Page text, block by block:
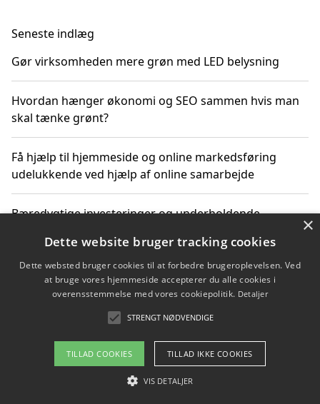
Seneste indlæg
Gør virksomheden mere grøn med LED belysning
Hvordan hænger økonomi og SEO sammen hvis man
skal tænke grønt?
Få hjælp til hjemmeside og online markedsføring
udelukkende ved hjælp af online samarbejde
Bæredygtige investeringer og underholdende
Sådan kan online møder for virksomheder fremme
grønne investeringer
Copyright 2026 - Pilanto Aps
Om / kontakt
×
Dette website bruger tracking cookies
Dette websted bruger cookies til at forbedre brugeroplevelsen. Ved
at bruge vores hjemmeside accepterer du alle cookies i
overensstemmelse med vores cookiepolitik. Detaljer
STRENGT NØDVENDIGE
TILLAD COOKIES TILLAD IKKE COOKIES
VIS DETALJER